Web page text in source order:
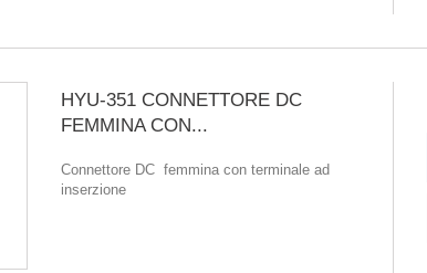
HYU-351 CONNETTORE DC
FEMMINA CON...
Connettore DC femmina con terminale ad
inserzione